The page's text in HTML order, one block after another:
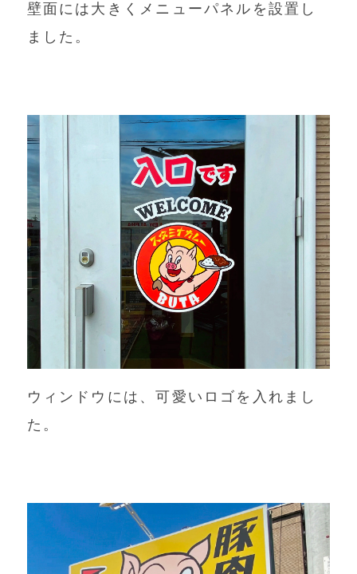
壁面には大きくメニューパネルを設置し
ました。
ウィンドウには、可愛いロゴを入れまし
た。